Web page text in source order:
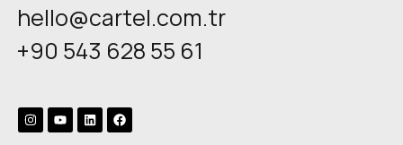
hello@cartel.com.tr
+90 543 628 55 61